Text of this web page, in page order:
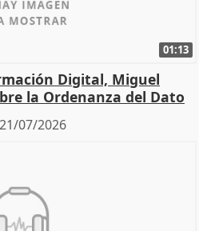
01:13
Digital, Miguel
la Ordenanza del Dato
21/07/2026